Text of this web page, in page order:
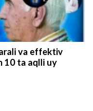
va effektiv
10 ta aqlli uy